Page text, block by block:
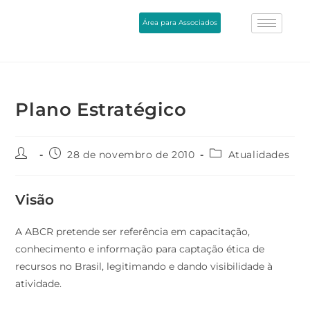
Área para Associados
Plano Estratégico
28 de novembro de 2010 Atualidades
Visão
A ABCR pretende ser referência em capacitação,
conhecimento e informação para captação ética de
recursos no Brasil, legitimando e dando visibilidade à
atividade.